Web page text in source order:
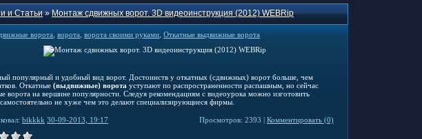
и Статьи»Монтаж сдвижных ворот. 3D видеоинструкция (2012) WEBRip
ворота ворота ворота своими руками Откатные выдвижные ворота
популярный и удобный вид ворот. Достоинств у откатных (сдвижных) ворот больше, чем
Откатные (выдвижные) ворота уступают по распространенности распашным, но сейчас
ворота на вершине популярности. Следуя рекомендациям с видеоурока можно изготовить
не хуже чем это делают специализирующиеся фирмы.
bikkkk 30-09-2013, 19:17 Просмотров: 2393 | Комментировать (0)